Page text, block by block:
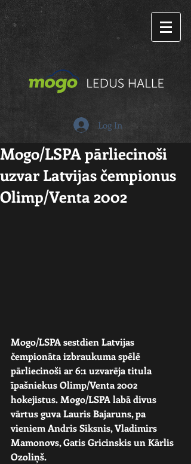
Log In
Mogo/LSPA pārliecinoši
uzvar Latvijas čempionus
Olimp/Venta 2002
Mogo/LSPA sestdien Latvijas
čempionāta izbraukuma spēlē
pārliecinoši ar 6:1 uzvarēja titula
īpašniekus Olimp/Venta 2002
hokejistus. Mogo/LSPA labā divus
vārtus guva Lauris Bajaruns, pa
vieniem Andris Siksnis, Vladimirs
Mamonovs, Gatis Gricinskis un Kārlis
Ozoliņš.